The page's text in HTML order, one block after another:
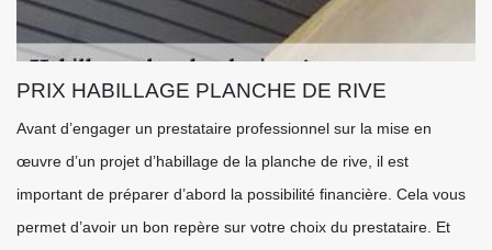
PRIX HABILLAGE PLANCHE DE RIVE
Avant d’engager un prestataire professionnel sur la mise en
œuvre d’un projet d’habillage de la planche de rive, il est
important de préparer d’abord la possibilité financière. Cela vous
permet d’avoir un bon repère sur votre choix du prestataire. Et